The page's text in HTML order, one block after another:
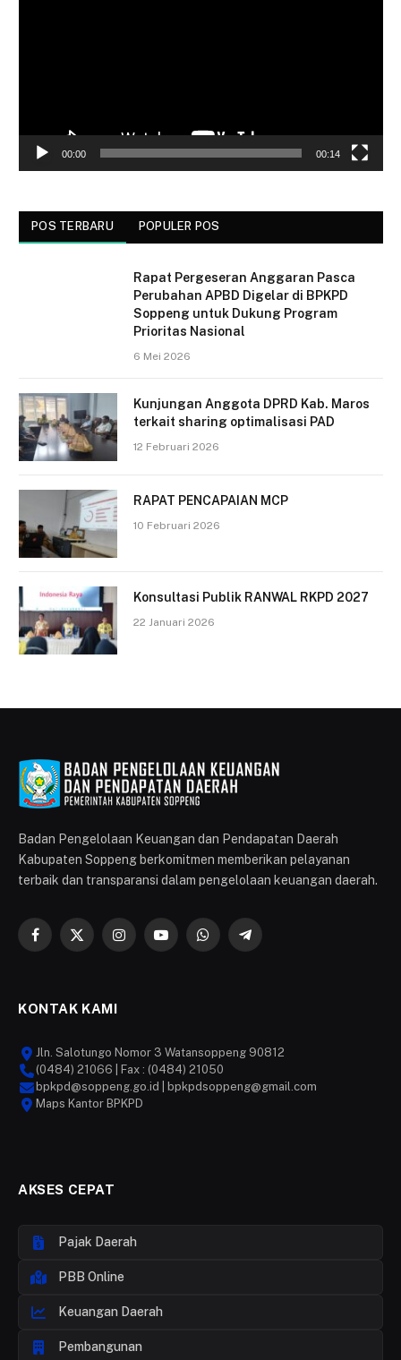
00:00 00:14
POS TERBARU POPULER POS
Rapat Pergeseran Anggaran Pasca
Perubahan APBD Digelar di BPKPD
Soppeng untuk Dukung Program
Prioritas Nasional
6 Mei 2026
Kunjungan Anggota DPRD Kab. Maros
terkait sharing optimalisasi PAD
12 Februari 2026
RAPAT PENCAPAIAN MCP
10 Februari 2026
Konsultasi Publik RANWAL RKPD 2027
22 Januari 2026
Badan Pengelolaan Keuangan dan Pendapatan Daerah
Kabupaten Soppeng berkomitmen memberikan pelayanan
terbaik dan transparansi dalam pengelolaan keuangan daerah.
Facebook
X
InstagramYouTubeWhatsAppTelegram
KONTAK KAMI
Jln. Salotungo Nomor 3 Watansoppeng 90812
(0484) 21066 | Fax : (0484) 21050
bpkpd@soppeng.go.id | bpkpdsoppeng@gmail.com
Maps Kantor BPKPD
AKSES CEPAT
Pajak Daerah
PBB Online
Keuangan Daerah
Pembangunan